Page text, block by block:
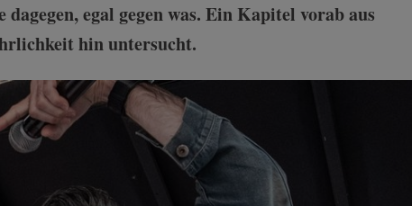
egal gegen was. Ein Kapitel vorab aus
hin untersucht.